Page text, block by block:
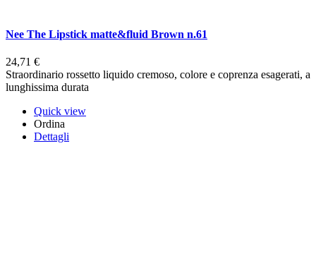
Nee The Lipstick matte&fluid Brown n.61
24,71 €
Straordinario rossetto liquido cremoso, colore e coprenza esagerati, a
lunghissima durata
Quick view
Ordina
Dettagli